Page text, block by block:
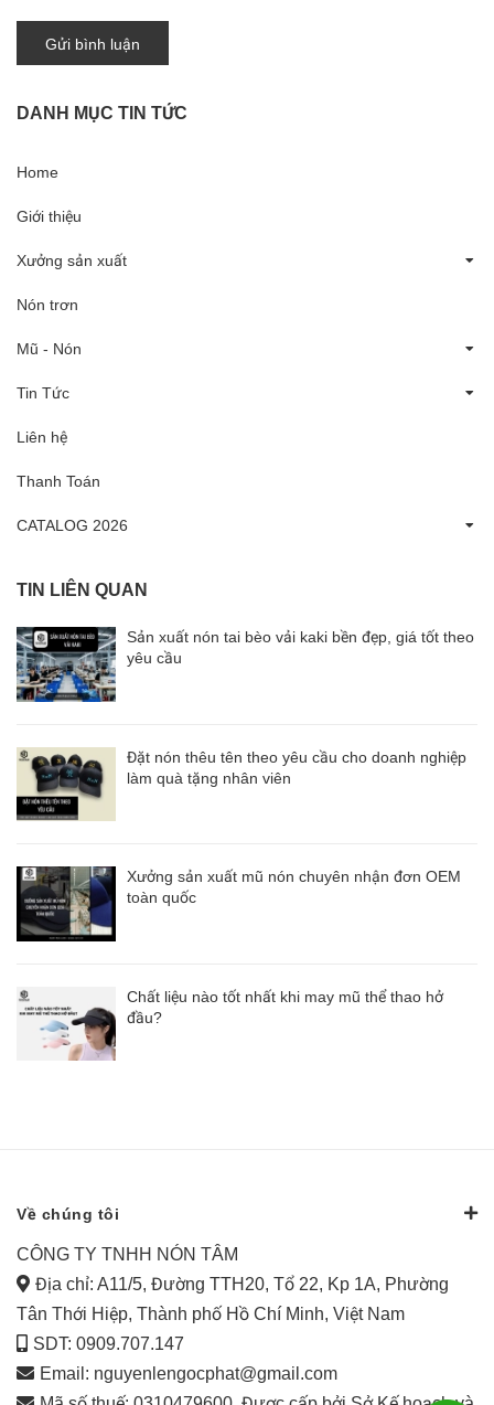
DANH MỤC TIN TỨC
Home
Giới thiệu
Xưởng sản xuất
Nón trơn
Mũ - Nón
Tin Tức
Liên hệ
Thanh Toán
CATALOG 2026
TIN LIÊN QUAN
Sản xuất nón tai bèo vải kaki bền đẹp, giá tốt theo
yêu cầu
Đặt nón thêu tên theo yêu cầu cho doanh nghiệp
làm quà tặng nhân viên
Xưởng sản xuất mũ nón chuyên nhận đơn OEM
toàn quốc
Chất liệu nào tốt nhất khi may mũ thể thao hở
đầu?
Gửi bình luận
Về chúng tôi
CÔNG TY TNHH NÓN TÂM
Địa chỉ: A11/5, Đường TTH20, Tổ 22, Kp 1A, Phường
Tân Thới Hiệp, Thành phố Hồ Chí Minh, Việt Nam
SDT: 0909.707.147
Email: nguyenlengocphat@gmail.com